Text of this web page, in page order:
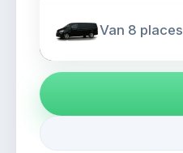
Van 8 places